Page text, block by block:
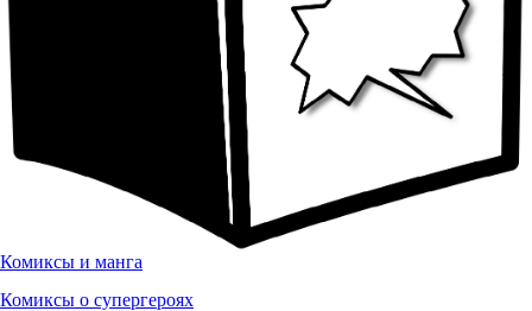
Комиксы и манга
Комиксы о супергероях